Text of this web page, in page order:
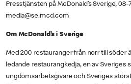
Presstjänsten på McDonald’s Sverige, 08-
media@se.mcd.com
Om McDonald’s i Sverige
Med 200 restauranger från norr till söder
ledande restaurangkedja, en av Sveriges
ungdomsarbetsgivare och Sveriges